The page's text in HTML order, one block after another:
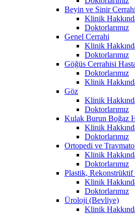
Beyin ve Sinir
Klinik
Doktorlarımız
Genel Cerrahi
Klinik
Doktorlarımız
Göğüs Cerrahisi
Doktorlarımız
Klinik
Göz
Klinik
Doktorlarımız
Kulak Burun Boğaz
Klinik
Doktorlarımız
Ortopedi ve
Klinik
Doktorlarımız
Plastik, Rekonstrüktif
Klinik
Doktorlarımız
Üroloji (Bevliye)
Klinik